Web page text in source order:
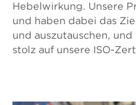
Hebelwirkung. Unsere
und haben dabei das
und auszutauschen,
stolz auf unsere ISO-